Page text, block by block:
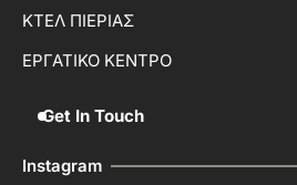
ΚΤΕΛ ΠΙΕΡΙΑΣ
ΕΡΓΑΤΙΚΟ ΚΕΝΤΡΟ
Get In Touch
Instagram